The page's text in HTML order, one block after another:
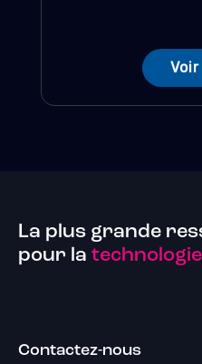
La plus grande
pour la
Contactez-nous